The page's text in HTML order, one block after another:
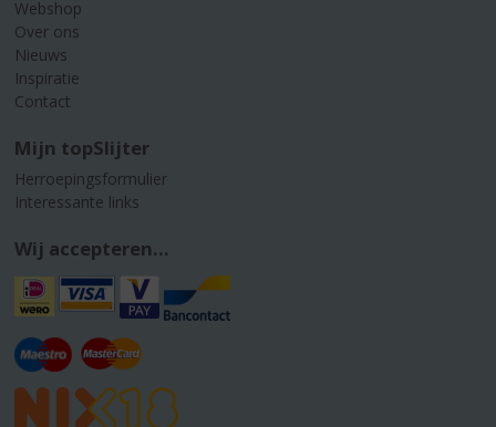
Webshop
Over ons
Nieuws
Inspiratie
Contact
Mijn topSlijter
Herroepingsformulier
Interessante links
Wij accepteren...